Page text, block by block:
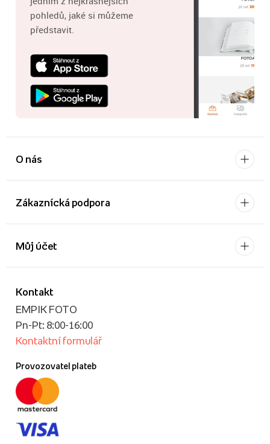
pohledů, jaké si můžeme
představit.
O nás
Zákaznícká podpora
Kontakt
EMPIK FOTO
Pn-Pt: 8:00-16:00
Kontaktní formulář
Provozovatel plateb
Můj účet